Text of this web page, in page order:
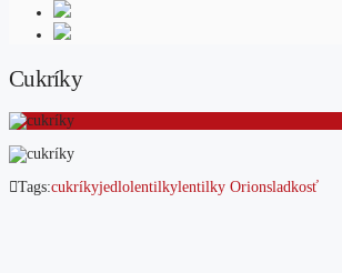
Cukríky
Tags:cukríkyjedlolentilkylentilky Orionsladkosť